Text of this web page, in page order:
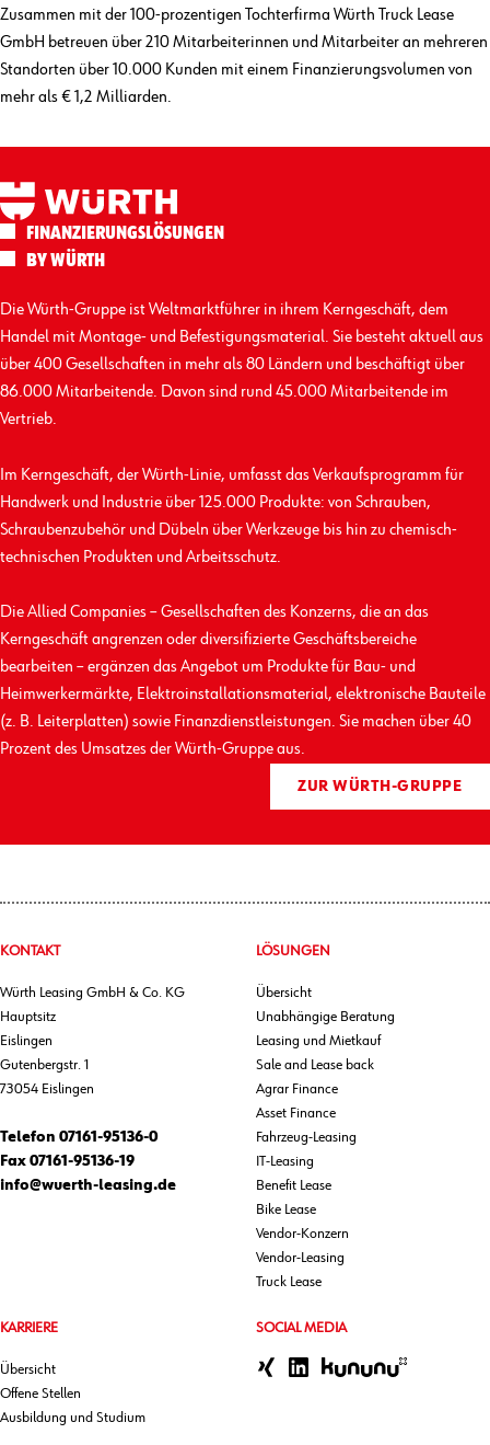
Zusammen mit der 100-prozentigen Tochterfirma Würth Truck Lease
GmbH betreuen über 210 Mitarbeiterinnen und Mitarbeiter an mehreren
Standorten über 10.000 Kunden mit einem Finanzierungs­volumen von
mehr als € 1,2 Milliarden.
FINANZIERUNGS­LÖSUNGEN
BY WÜRTH
Die Würth-Gruppe ist Weltmarktführer in ihrem Kerngeschäft, dem
Handel mit Montage- und Befestigungs­material. Sie besteht aktuell aus
über 400 Gesellschaften in mehr als 80 Ländern und beschäftigt über
86.000 Mitarbeitende. Davon sind rund 45.000 Mitarbeitende im
Vertrieb.
Im Kerngeschäft, der Würth-Linie, umfasst das Verkaufs­programm für
Handwerk und Industrie über 125.000 Produkte: von Schrauben,
Schrauben­zubehör und Dübeln über Werkzeuge bis hin zu chemisch-
technischen Produkten und Arbeits­schutz.
Die Allied Companies – Gesellschaften des Konzerns, die an das
Kerngeschäft angrenzen oder diversifizierte Geschäfts­bereiche
bearbeiten – ergänzen das Angebot um Produkte für Bau- und
Heimwerkermärkte, Elektro­installations­material, elektronische Bauteile
(z. B. Leiterplatten) sowie Finanz­dienst­leistungen. Sie machen über 40
Prozent des Umsatzes der Würth-Gruppe aus.
ZUR WÜRTH-GRUPPE
KONTAKT
Würth Leasing GmbH & Co. KG
Hauptsitz
Eislingen
Gutenbergstr. 1
73054 Eislingen
Telefon 07161-95136-0
Fax 07161-95136-19
info@wuerth-leasing.de
LÖSUNGEN
Übersicht
Unabhängige Beratung
Leasing und Mietkauf
Sale and Lease back
Agrar Finance
Asset Finance
Fahrzeug-Leasing
IT-Leasing
Benefit Lease
Bike Lease
Vendor-Konzern
Vendor-Leasing
Truck Lease
KARRIERE
Übersicht
Offene Stellen
Ausbildung und Studium
SOCIAL MEDIA